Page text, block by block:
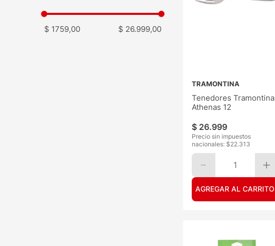
$ 1759,00 $ 26.999,00
TRAMONTINA
Tenedores Tramontina
Athenas 12
$ 26.999
Precio sin impuestos
nacionales: $22.313
1
AGREGAR AL CARRITO